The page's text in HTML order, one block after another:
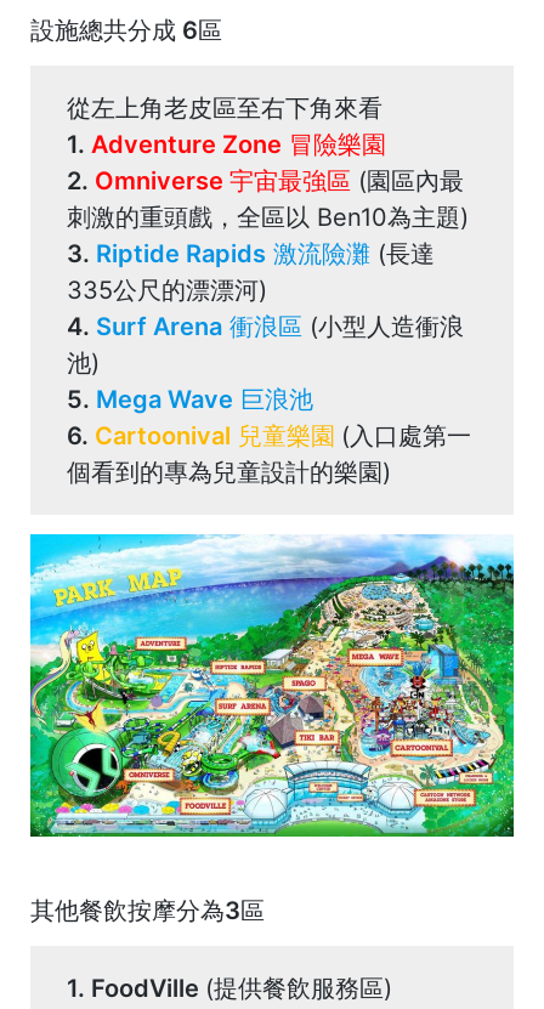
設施總共分成 6區
從左上角老皮區至右下角來看
1. Adventure Zone 冒險樂園
2. Omniverse 宇宙最強區 (園區內最
刺激的重頭戲，全區以 Ben10為主題)
3. Riptide Rapids 激流險灘 (長達
335公尺的漂漂河)
4. Surf Arena 衝浪區 (小型人造衝浪
池)
5. Mega Wave 巨浪池
6. Cartoonival 兒童樂園 (入口處第一
個看到的專為兒童設計的樂園)
其他餐飲按摩分為3區
1. FoodVille (提供餐飲服務區)